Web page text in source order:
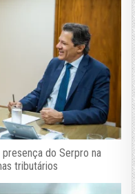
do Serpro na
tributários